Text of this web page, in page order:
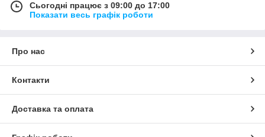
Сьогодні працює з 09:00 до 17:00
Показати весь графік роботи
Про нас
Контакти
Доставка та оплата